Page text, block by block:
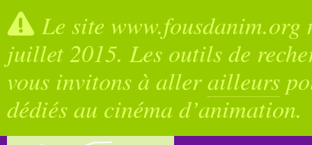
Le site
juillet 2015. Les outils de
vous invitons à allerailleurs
dédiés au cinéma d’animation.